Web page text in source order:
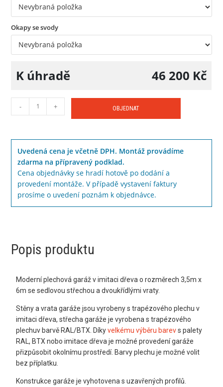
Okapy se svody
K úhradě 46 200 Kč
- + OBJEDNAT
Uvedená cena je včetně DPH. Montáž provádíme
zdarma na přípravený podklad.
Cena objednávky se hradí hotově po dodání a
provedení montáže. V případě vystavení faktury
prosíme o uvedení poznám k objednávce.
Popis produktu
Moderní plechová garáž v imitaci dřeva o rozměrech 3,5m x
6m se sedlovou střechou a dvoukřídlými vraty.
Stěny a vrata garáže jsou vyrobeny s trapézového plechu v
imitaci dřeva, střecha garáže je vyrobena s trapézového
plechuv barvě RAL/BTX. Díkyvelkému výběru barevs palety
RAL, BTX nobo imitace dřeva je možné provedení garáže
přizpůsobit okolnímu prostředí. Barvy plechu je možné volit
bez příplatku.
Konstrukce garáže je vyhotovena s uzavřených profilů.